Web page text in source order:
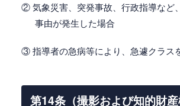
② 気象災害、突発事故、行政指導など
事由が発生した場合
③ 指導者の急病等により、急遽クラス
第14条（撮影および知的財産